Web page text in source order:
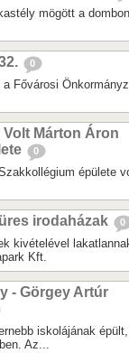
mögött a
0
Fővárosi
Volt Márton Áron
0
épülete
irodaházak 0
kivételével
Kft.
- Görgey Artúr
iskolájának
Az...